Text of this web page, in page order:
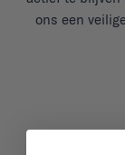
ons een